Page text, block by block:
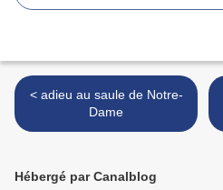
< adieu au saule de Notre-
Dame
Hébergé par Canalblog